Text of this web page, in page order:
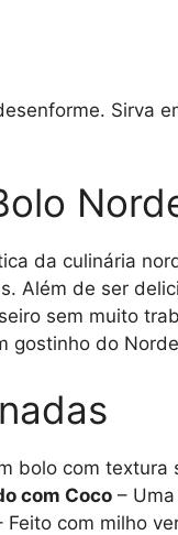
Sirva
da culinária
Além de ser
sem muito
gostinho do
bolo com textura
com Coco –
Feito com milho